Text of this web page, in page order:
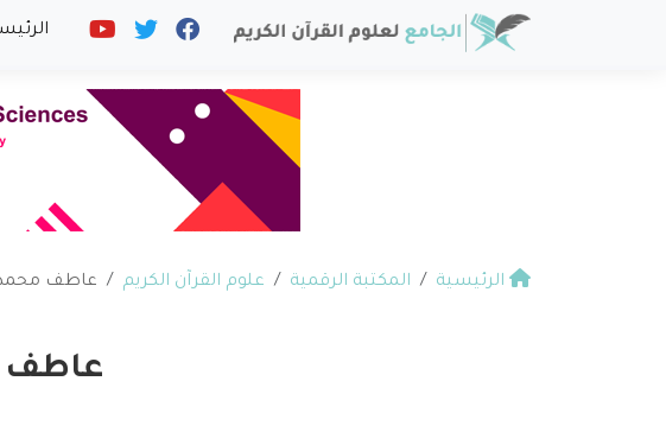
الرئيسية المكتبة الرقمية علوم القرآن الكريم عاطف محمد
عاطف